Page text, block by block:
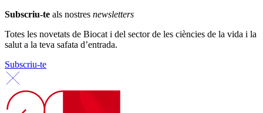
Subscriu-te als nostres newsletters
Totes les novetats de Biocat i del sector de les ciències de la vida i la
salut a la teva safata d’entrada.
Subscriu-te